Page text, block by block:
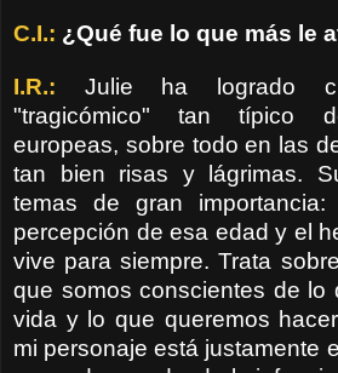
C.I.: ¿Qué fue lo que más le
I.R.: Julie ha logrado
"tragicómico" tan típico
europeas, sobre todo en las
tan bien risas y lágrimas.
temas de gran
percepción de esa edad y el
vive para siempre. Trata
que somos conscientes de lo
vida y lo que queremos
mi personaje está justamente